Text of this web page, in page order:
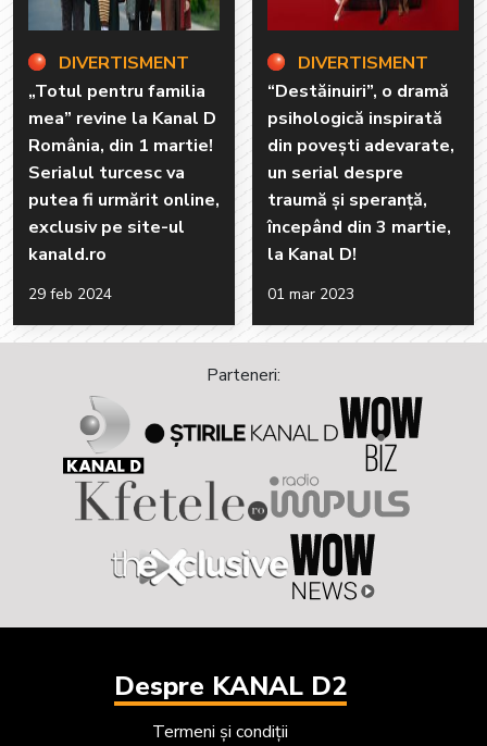
DIVERTISMENT
„Totul pentru familia
mea” revine la Kanal D
România, din 1 martie!
Serialul turcesc va
putea fi urmărit online,
exclusiv pe site-ul
kanald.ro
29 feb 2024
DIVERTISMENT
“Destăinuiri”, o dramă
psihologică inspirată
din poveşti adevarate,
un serial despre
traumă și speranță,
începând din 3 martie,
la Kanal D!
01 mar 2023
Parteneri:
Despre KANAL D2
Termeni și condiții